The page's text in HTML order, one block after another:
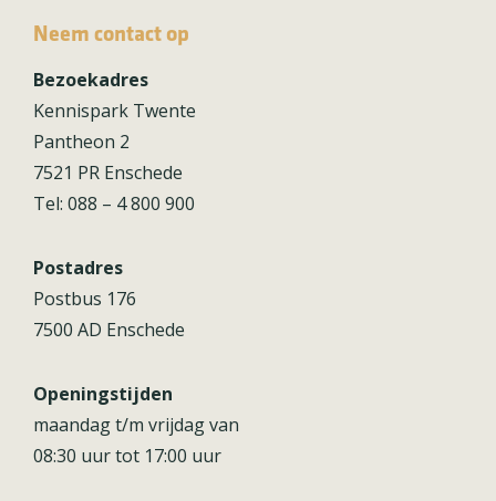
Neem contact op
Bezoekadres
Kennispark Twente
Pantheon 2
7521 PR Enschede
Tel: 088 – 4 800 900
Postadres
Postbus 176
7500 AD Enschede
Openingstijden
maandag t/m vrijdag van
08:30 uur tot 17:00 uur